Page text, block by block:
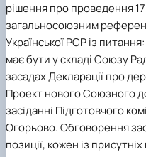
рішення про проведення
загальносоюзним
Української РСР із
має бути у складі Союзу
засадах Декларації про
Проект нового Союзного
засіданні Підготовчого
Огорьово. Обговорення
позиції, кожен із